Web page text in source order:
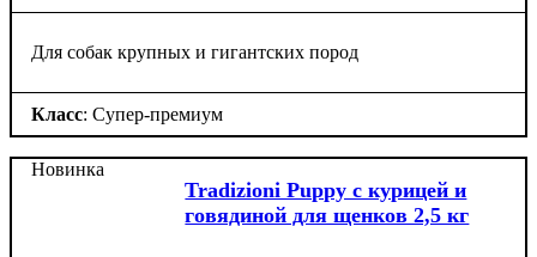
Для собак крупных и гигантских пород
Класс: Супер-премиум
Tradizioni Puppy с курицей и
говядиной для щенков 2,5 кг
Новинка